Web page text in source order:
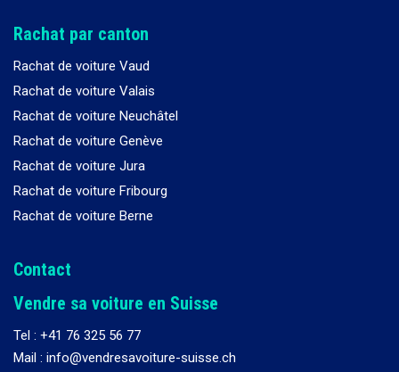
Rachat par canton
Rachat de voiture Vaud
Rachat de voiture Valais
Rachat de voiture Neuchâtel
Rachat de voiture Genève
Rachat de voiture Jura
Rachat de voiture Fribourg
Rachat de voiture Berne
Contact
Vendre sa voiture en Suisse
Tel : +41 76 325 56 77
Mail : info@vendresavoiture-suisse.ch